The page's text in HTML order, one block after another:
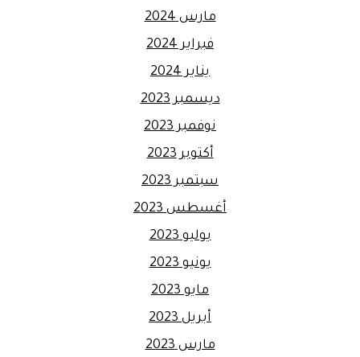
مارس 2024
فبراير 2024
يناير 2024
ديسمبر 2023
نوفمبر 2023
أكتوبر 2023
سبتمبر 2023
أغسطس 2023
يوليو 2023
يونيو 2023
مايو 2023
أبريل 2023
مارس 2023